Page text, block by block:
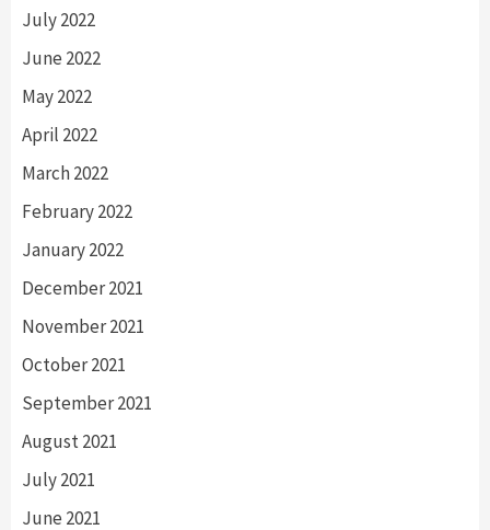
July 2022
June 2022
May 2022
April 2022
March 2022
February 2022
January 2022
December 2021
November 2021
October 2021
September 2021
August 2021
July 2021
June 2021